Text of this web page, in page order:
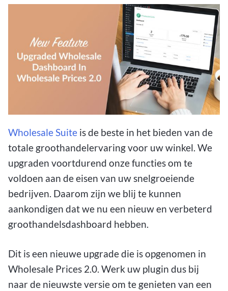
Wholesale Suite is de beste in het bieden van de
totale groothandelervaring voor uw winkel. We
upgraden voortdurend onze functies om te
voldoen aan de eisen van uw snelgroeiende
bedrijven. Daarom zijn we blij te kunnen
aankondigen dat we nu een nieuw en verbeterd
groothandelsdashboard hebben.
Dit is een nieuwe upgrade die is opgenomen in
Wholesale Prices 2.0. Werk uw plugin dus bij
naar de nieuwste versie om te genieten van een